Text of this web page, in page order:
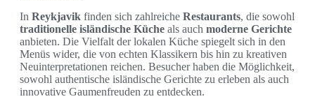
In Reykjavik finden sich zahlreiche Restaurants, die sowohl
traditionelle isländische Küche als auch moderne Gerichte
anbieten. Die Vielfalt der lokalen Küche spiegelt sich in den
Menüs wider, die von echten Klassikern bis hin zu kreativen
Neuinterpretationen reichen. Besucher haben die Möglichkeit,
sowohl authentische isländische Gerichte zu erleben als auch
innovative Gaumenfreuden zu entdecken.